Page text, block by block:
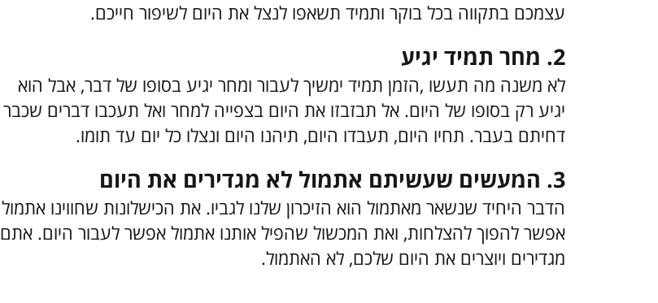
עצמכם בתקווה בכל בוקר ותמיד תשאפו לנצל את היום לשיפור חייכם.
2. מחר תמיד יגיע
לא משנה מה תעשו ,הזמן תמיד ימשיך לעבור ומחר יגיע בסופו של דבר, אבל הוא
יגיע רק בסופו של היום. אל תבזבזו את היום בצפייה למחר ואל תעכבו דברים שכבר
דחיתם בעבר. תחיו היום, תעבדו היום, תיהנו היום ונצלו כל יום עד תומו.
3. המעשים שעשיתם אתמול לא מגדירים את היום
הדבר היחיד שנשאר מאתמול הוא הזיכרון שלנו לגביו. את הכישלונות שחווינו אתמול
אפשר להפוך להצלחות, ואת המכשול שהפיל אותנו אתמול אפשר לעבור היום. אתם
מגדירים ויוצרים את היום שלכם, לא האתמול.